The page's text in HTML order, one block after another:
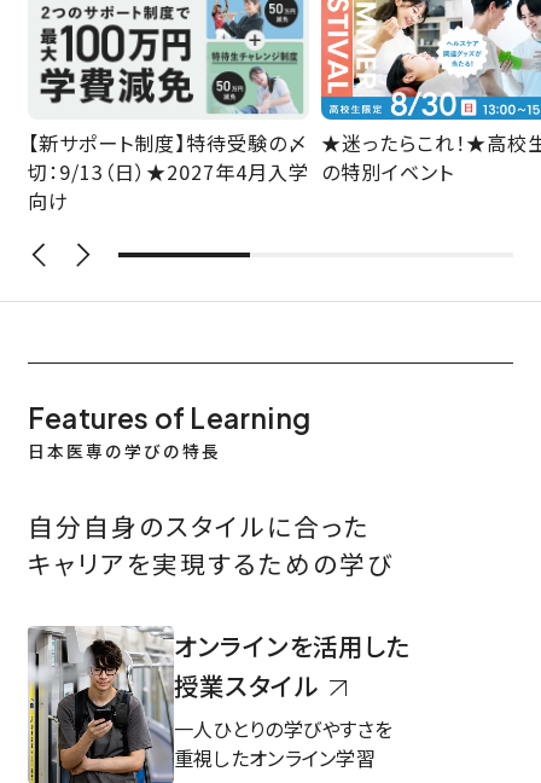
【新サポート制度】特待受験の〆
切：9/13（日）★2027年4月入学
向け
★迷ったらこれ！★高校
の特別イベント
Features of Learning
日本医専の学びの特長
自分自身のスタイルに合った
キャリアを実現するための学び
オンラインを活用した
授業スタイル
一人ひとりの学びやすさを
重視したオンライン学習